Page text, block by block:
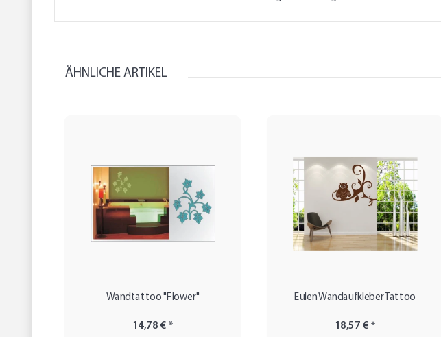
ÄHNLICHE ARTIKEL
Wandtattoo "Flower"
14,78 € *
Eulen Wandaufkleber Tattoo
18,57 € *